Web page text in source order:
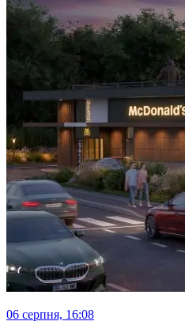
06 серпня, 16:08